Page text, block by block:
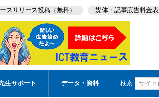
スリリース投稿（無料） 媒体・記事広告料金表
生サポート データ・資料 検索